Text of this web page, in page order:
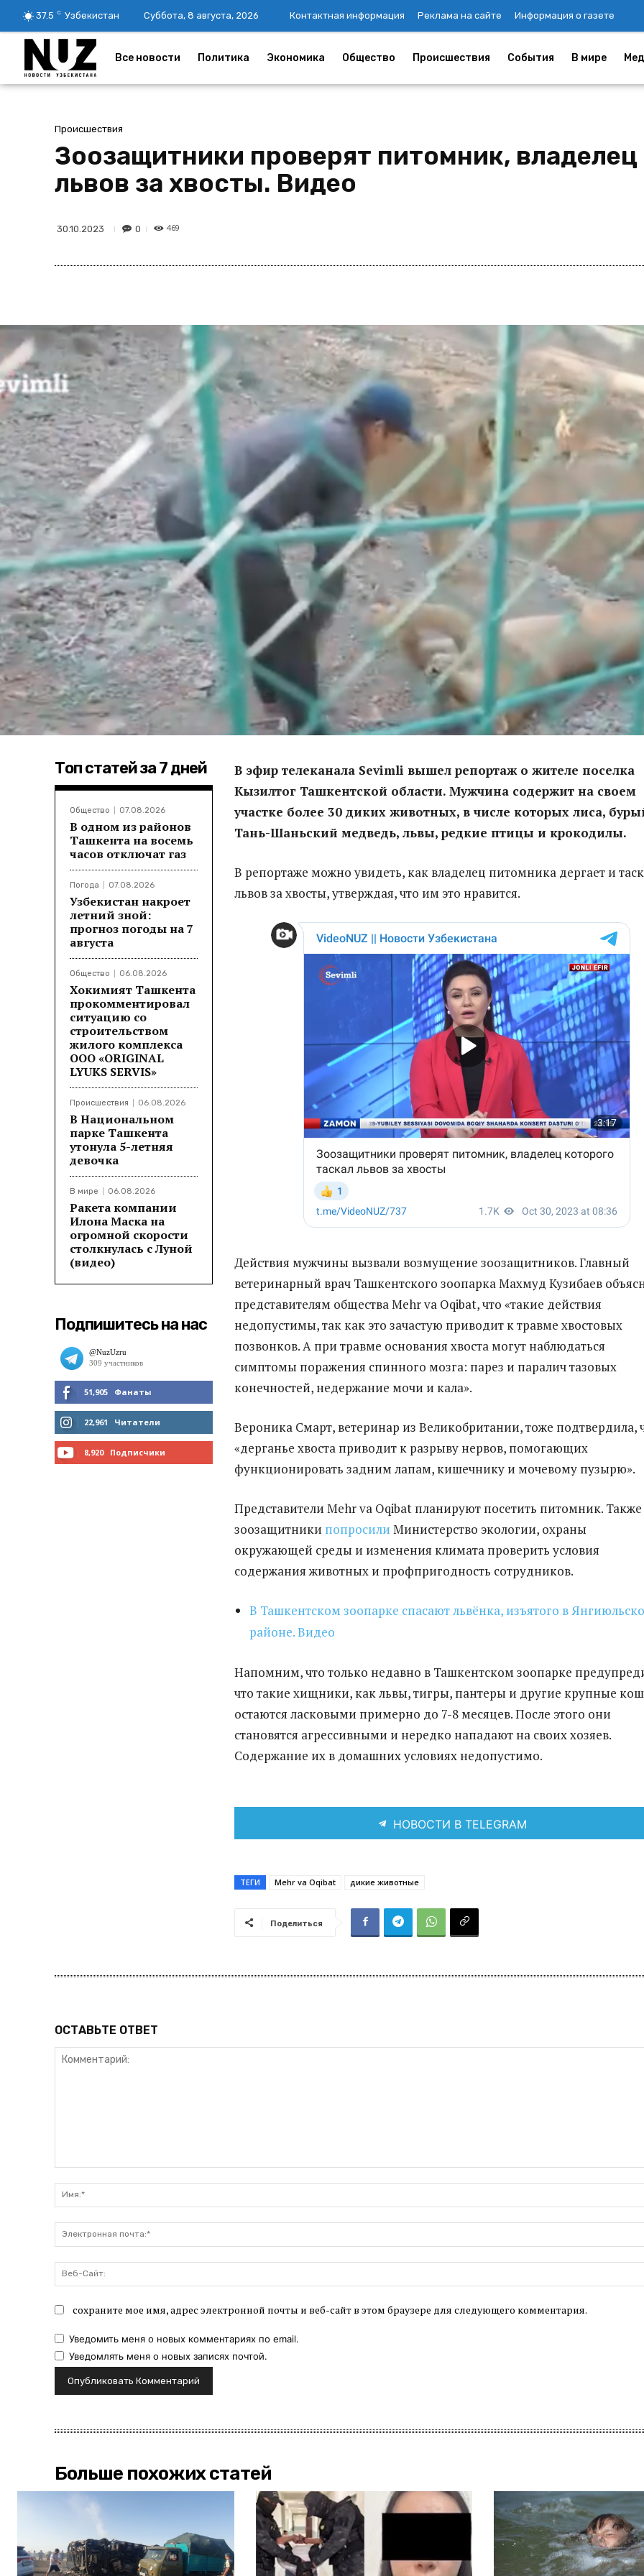
37.5 C Узбекистан Суббота, 8 августа, 2026 Контактная информация Реклама на сайте Информация о газете
Все новости Политика Экономика Общество Происшествия События В мире
Происшествия
Зоозащитники проверят питомник, владелец
львов за хвосты. Видео
30.10.2023 0 469
Топ статей за 7 дней
Общество 07.08.2026
В одном из районов
Ташкента на восемь
часов отключат газ
Погода 07.08.2026
Узбекистан накроет
летний зной:
прогноз погоды на 7
августа
Общество 06.08.2026
Хокимият Ташкента
прокомментировал
ситуацию со
строительством
жилого комплекса
ООО «ORIGINAL
LYUKS SERVIS»
Происшествия 06.08.2026
В Национальном
парке Ташкента
утонула 5-летняя
девочка
В мире 06.08.2026
Ракета компании
Илона Маска на
огромной скорости
столкнулась с Луной
(видео)
Подпишитесь на нас
51,905 Фанаты
МНЕ НРАВИТСЯ
22,961 Читатели
8,920 Подписчики
В эфир телеканала Sevimli вышел репортаж о жителе поселка
Кызилтог Ташкентской области. Мужчина содержит на своем
участке более 30 диких животных, в числе которых лиса,
Тань-Шаньский медведь, львы, редкие птицы и крокодилы.
В репортаже можно увидеть, как владелец питомника дергает и
львов за хвосты, утверждая, что им это нравится.
Действия мужчины вызвали возмущение зоозащитников. Главный
ветеринарный врач Ташкентского зоопарка Махмуд Кузибаев
представителям общества Mehr va Oqibat, что «такие действия
недопустимы, так как это зачастую приводит к травме хвостовых
позвонков. А при травме основания хвоста могут наблюдаться
симптомы поражения спинного мозга: парез и паралич тазовых
конечностей, недержание мочи и кала».
Вероника Смарт, ветеринар из Великобритании, тоже подтвердила,
«дерганье хвоста приводит к разрыву нервов, помогающих
функционировать задним лапам, кишечнику и мочевому пузырю».
Представители Mehr va Oqibat планируют посетить питомник. Также
зоозащитники попросили Министерство экологии, охраны
окружающей среды и изменения климата проверить условия
содержания животных и профпригодность сотрудников.
В Ташкентском зоопарке спасают львёнка, изъятого в
районе. Видео
Напомним, что только недавно в Ташкентском зоопарке
что такие хищники, как львы, тигры, пантеры и другие крупные
остаются ласковыми примерно до 7-8 месяцев. После этого они
становятся агрессивными и нередко нападают на своих хозяев.
Содержание их в домашних условиях недопустимо.
НОВОСТИ В TELEGRAM
ТЕГИ Mehr va Oqibat дикие животные
Поделиться
ОСТАВЬТЕ ОТВЕТ
сохраните мое имя, адрес электронной почты и веб-сайт в этом браузере для следующего комментария.
Уведомить меня о новых комментариях по email.
Уведомлять меня о новых записях почтой.
Больше похожих статей